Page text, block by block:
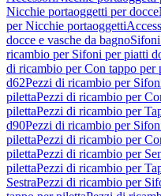
Nicchie portaoggetti per docce
per Nicchie portaoggetti
docce e vasche da bagno
ricambio per Sifoni per piatti
di ricambio per Con tappo per
d62Pezzi di ricambio per
pilettaPezzi di ricambio per
pilettaPezzi di ricambio per
d90Pezzi di ricambio per
pilettaPezzi di ricambio per
pilettaPezzi di ricambio per
pilettaPezzi di ricambio per
SestraPezzi di ricambio per